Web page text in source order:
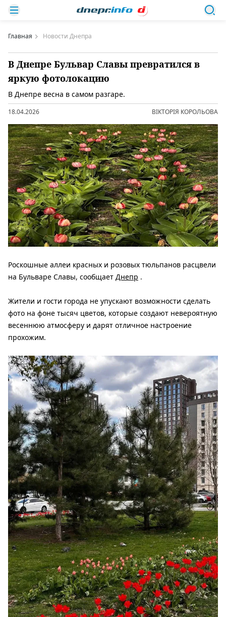
Главная Новости Днепра
В Днепре Бульвар Славы превратился в
яркую фотолокацию
В Днепре весна в самом разгаре.
18.04.2026 ВІКТОРІЯ КОРОЛЬОВА
Роскошные аллеи красных и розовых тюльпанов расцвели
на Бульваре Славы, сообщает Днепр .
Жители и гости города не упускают возможности сделать
фото на фоне тысяч цветов, которые создают невероятную
весеннюю атмосферу и дарят отличное настроение
прохожим.